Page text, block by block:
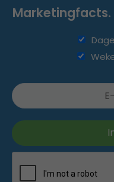
Marketingfacts.